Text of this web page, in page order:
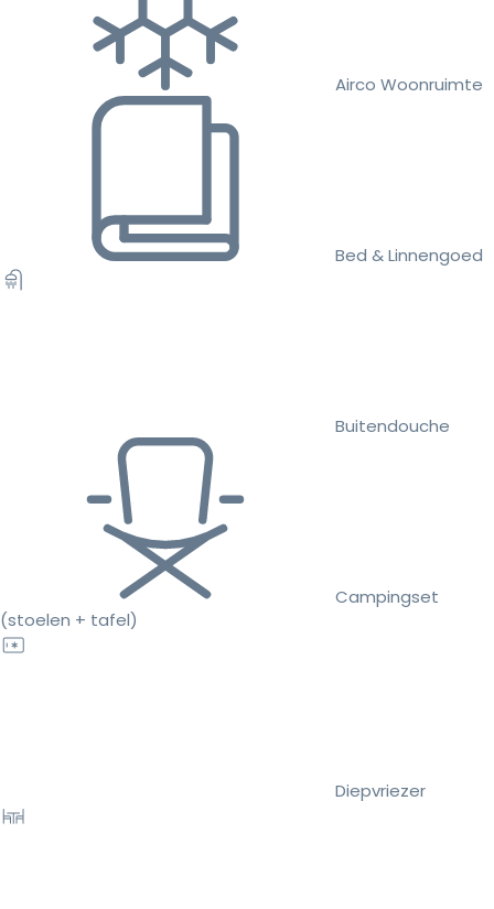
Airco Woonruimte
Bed & Linnengoed
Buitendouche
Campingset
(stoelen + tafel)
Diepvriezer